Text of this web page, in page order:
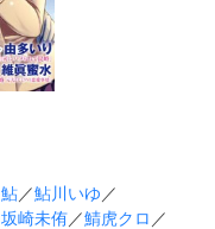
鮎／鮎川いゆ ／
坂崎未侑／鯖虎クロ ／